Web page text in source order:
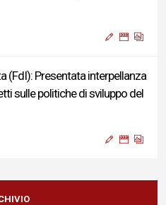
(FdI): Presentata interpellanza
sulle politiche di sviluppo del
cordoglio e vicinanza al